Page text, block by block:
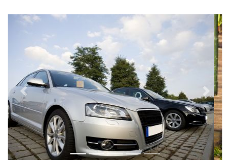
Previous Next